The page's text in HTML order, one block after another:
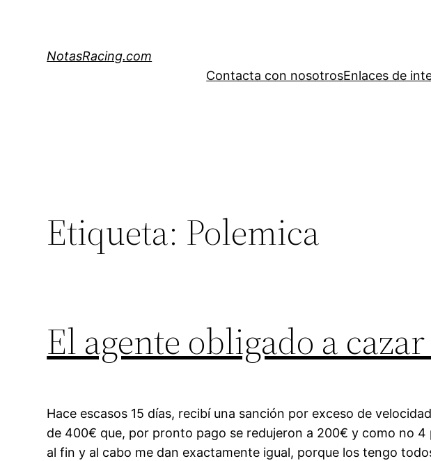
NotasRacing.com
Contacta con nosotrosEnlaces de
Etiqueta: Polemica
El agente obligado a
Hace escasos 15 días, recibí una sanción por exceso de
de 400€ que, por pronto pago se redujeron a 200€ y como no 4
al fin y al cabo me dan exactamente igual, porque los tengo